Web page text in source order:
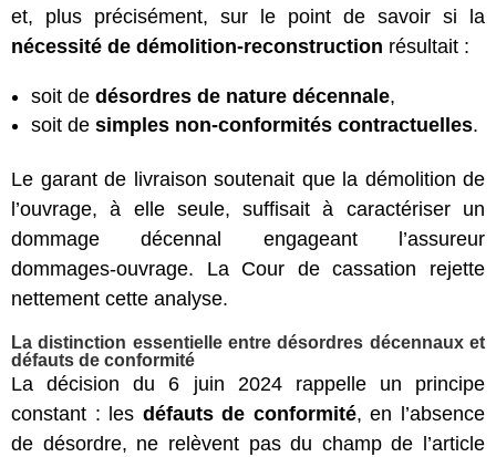
et, plus précisément, sur le point de savoir si la
nécessité de démolition-reconstruction résultait :
soit de désordres de nature décennale,
soit de simples non-conformités contractuelles.
Le garant de livraison soutenait que la démolition de
l’ouvrage, à elle seule, suffisait à caractériser un
dommage décennal engageant l’assureur
dommages-ouvrage. La Cour de cassation rejette
nettement cette analyse.
La distinction essentielle entre désordres décennaux et
défauts de conformité
La décision du 6 juin 2024 rappelle un principe
constant : les défauts de conformité, en l’absence
de désordre, ne relèvent pas du champ de l’article